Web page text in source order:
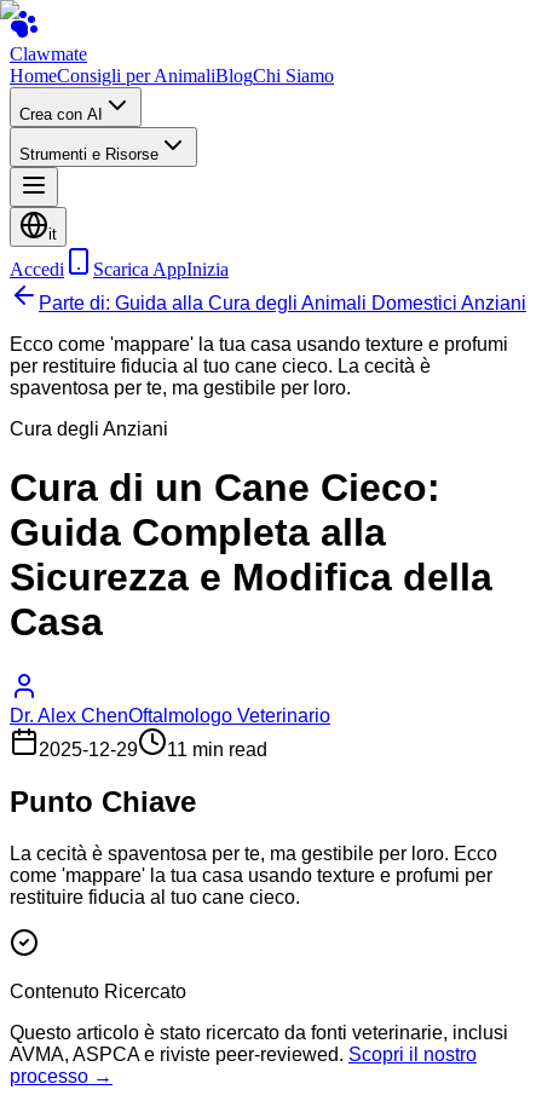
Clawmate
HomeConsigli per AnimaliBlogChi Siamo
Crea con AI
Strumenti e Risorse
it
Accedi Scarica AppInizia
Parte di: Guida alla Cura degli Animali Domestici Anziani
Ecco come 'mappare' la tua casa usando texture e profumi
per restituire fiducia al tuo cane cieco. La cecità è
spaventosa per te, ma gestibile per loro.
Cura degli Anziani
Cura di un Cane Cieco:
Guida Completa alla
Sicurezza e Modifica della
Casa
Dr. Alex ChenOftalmologo Veterinario
2025-12-29
11 min read
Punto Chiave
La cecità è spaventosa per te, ma gestibile per loro. Ecco
come 'mappare' la tua casa usando texture e profumi per
restituire fiducia al tuo cane cieco.
Contenuto Ricercato
Questo articolo è stato ricercato da fonti veterinarie, inclusi
AVMA, ASPCA e riviste peer-reviewed. Scopri il nostro
processo →